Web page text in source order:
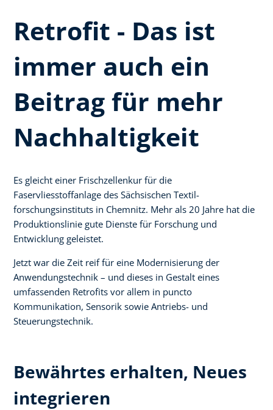
Retrofit - Das ist
immer auch ein
Beitrag für mehr
Nachhaltigkeit
Es gleicht einer Frischzellenkur für die
Faservliesstoffanlage des Sächsischen Textil-
forschungsinstituts in Chemnitz. Mehr als 20 Jahre hat die
Produktionslinie gute Dienste für Forschung und
Entwicklung geleistet.
Jetzt war die Zeit reif für eine Modernisierung der
Anwendungstechnik – und dieses in Gestalt eines
umfassenden Retrofits vor allem in puncto
Kommunikation, Sensorik sowie Antriebs- und
Steuerungstechnik.
Bewährtes erhalten, Neues
integrieren